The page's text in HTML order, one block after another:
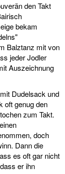
den Takt
bekam
Balztanz mit von
jeder Jodler
Auszeichnung
Dudelsack und
oft genug den
zum Takt.
doch
Dann die
es oft gar nicht
er ihn